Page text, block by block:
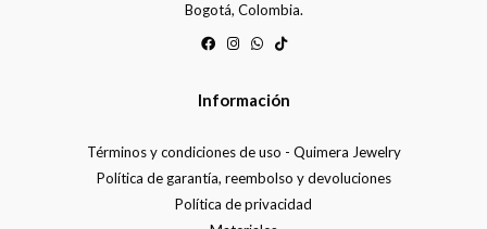
Bogotá, Colombia.
Información
Términos y condiciones de uso - Quimera Jewelry
Política de garantía, reembolso y devoluciones
Política de privacidad